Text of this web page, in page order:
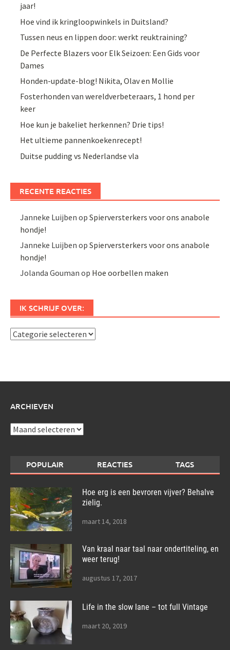
jaar!
Hoe vind ik kringloopwinkels in Duitsland?
Tussen neus en lippen door: werkt reuktraining?
De Perfecte Blazers voor Elk Seizoen: Een Gids voor
Dames
Honden-update-blog! Nikita, Olav en Mollie
Fosterhonden van wereldverbeteraars, 1 hond per
keer
Hoe kun je bakeliet herkennen? Drie tips!
Het ultieme pannenkoekenrecept!
Duitse pudding vs Nederlandse vla
RECENTE REACTIES
Janneke Luijben opSpierversterkers voor ons anabole
hondje!
Janneke Luijben opSpierversterkers voor ons anabole
hondje!
Jolanda Gouman op Hoe oorbellen maken
IK SCHRIJF OVER:
Ik
ARCHIEVEN
Archieven
POPULAIR REACTIES TAGS
Hoe erg is een bevroren vijver? Behalve
zielig.
maart 14, 2018
Van kraal naar taal naar ondertiteling, en
weer terug!
augustus 17, 2017
Life in the slow lane – tot full Vintage
maart 20, 2019